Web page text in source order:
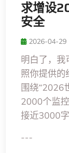
求增设
安全
2026-04-29
明白了，我
照你提供的
围绕“2026
2000个监
接近3000
---